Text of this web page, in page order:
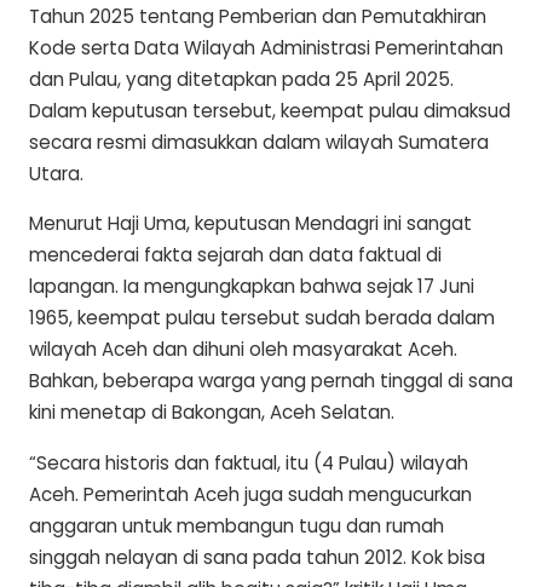
Tahun 2025 tentang Pemberian dan Pemutakhiran
Kode serta Data Wilayah Administrasi Pemerintahan
dan Pulau, yang ditetapkan pada 25 April 2025.
Dalam keputusan tersebut, keempat pulau dimaksud
secara resmi dimasukkan dalam wilayah Sumatera
Utara.
Menurut Haji Uma, keputusan Mendagri ini sangat
mencederai fakta sejarah dan data faktual di
lapangan. Ia mengungkapkan bahwa sejak 17 Juni
1965, keempat pulau tersebut sudah berada dalam
wilayah Aceh dan dihuni oleh masyarakat Aceh.
Bahkan, beberapa warga yang pernah tinggal di sana
kini menetap di Bakongan, Aceh Selatan.
“Secara historis dan faktual, itu (4 Pulau) wilayah
Aceh. Pemerintah Aceh juga sudah mengucurkan
anggaran untuk membangun tugu dan rumah
singgah nelayan di sana pada tahun 2012. Kok bisa